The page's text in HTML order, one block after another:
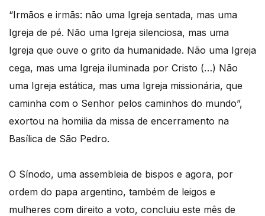
“Irmãos e irmãs: não uma Igreja sentada, mas uma
Igreja de pé. Não uma Igreja silenciosa, mas uma
Igreja que ouve o grito da humanidade. Não uma Igreja
cega, mas uma Igreja iluminada por Cristo (…) Não
uma Igreja estática, mas uma Igreja missionária, que
caminha com o Senhor pelos caminhos do mundo”,
exortou na homilia da missa de encerramento na
Basílica de São Pedro.
O Sínodo, uma assembleia de bispos e agora, por
ordem do papa argentino, também de leigos e
mulheres com direito a voto, concluiu este mês de